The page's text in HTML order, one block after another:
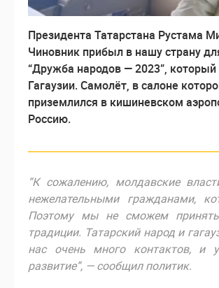
Президента Татарстана Рустама
Чиновник прибыл в нашу страну
“Дружба народов — 2023”, который
Гагаузии. Самолёт, в салоне
приземлился в кишиневском
Россию.
“К сожалению, молдавские
нежелательными гражданами,
Поэтому мы не сможем
традиции. Татарский народ и
нас очень много контактов, и
развитие”, — сообщил политик.